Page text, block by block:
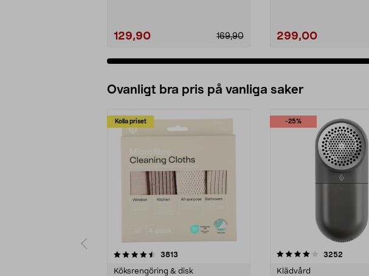
129,90 169,90 299,00
Ovanligt bra pris på vanliga saker
Kolla priset
3813
Köksrengöring & disk
-25%
4.0av 5 stjärnor 3252
Klädvård
4.5av 5 stjärnor